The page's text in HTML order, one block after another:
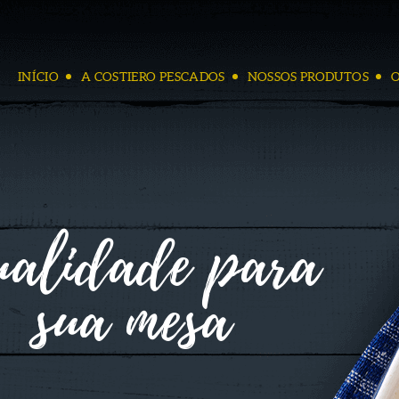
INÍCIO A COSTIERO PESCADOS NOSSOS PRODUTOS
para
sua mesa